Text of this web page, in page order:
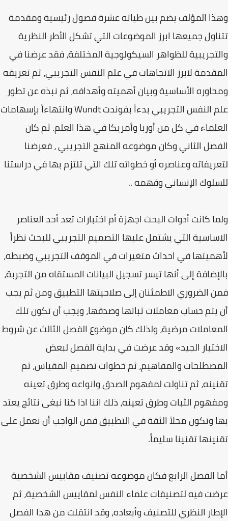
وهذا المؤلف يضم بين طياته عشرة فصول رئيسية ومقدمة
تتناول جميعها ابرز الموضوعات التي تشكل الأطر النظرية
والتجريبية للظواهر السيكولوجية المختلفة، فقد عرضنا في
المقدمة لابرز الاتجاهات في علم النفس التجريبي، ثم تعريفه
ومحاوره الأساسية وبيان أهميته وأهدافه، ثم نبذه عن تطور
علم النفس التجريبي بدءاً بفوندت Wundt وانتهاءاً بإسهامات
العلماء في كل من أوربا وأمريكا في هذا العلم. ثم كان
الفصل الثاني وكان موضوعه المنهج التجريبي ، فعرضنا
لتعريفاته وعناصره أو خطواته تلك التي تلتزم بها في دراستنا
للسلوك الإنساني وفهمه ..
ولما كانت أدوات البحث اجهزة أم اختبارات تعد أحد العناصر
الاساسية التي يشتمل عليها التصميم التجريبي للبحث نظراً
لأهميتها في احداث متغيرات في الموقف التجريبي وضبطه،
بالإضافة إلى أنها تيسر تسجيل البيانات المستقاه من التجربة،
فمن الضروري الاطمئنان إلى صلاحيتها التطبيق ومن ثم يجب
أن يتم حساب معاملات ثباتها وصدقها، ويجب أن تكون تلك
المعاملات مرضية، ولذلك كان موضوع الفصل الثالث عن شروط
الاختبار الجيد» وقد عرضت في بداية الفصل لبعض
المصطلحات والمفاهيم، ثم خطوات تصميم المقياس، ثم
تقنينه، ثم تناولت لمفهوم الصدق وانواعه وطرق تعينه
ومفهوم الثبات وطرق تعينه، ذلك اننا اذا كنا نبغى نتائج يعتد
بها وتكون محلاً الثقة في التطبيق فمن الواجب أن نعمل على
تقنينها تقنينا سليماً.
أما الفصل الرابع فكان موضوعه تصنيف مقابيس الشخصية
عرضت فيه لتصنيفات علماء النفس لمقاييس الشخصية، ثم
الإطار النظري للتصنيف وأبعاده، وقد انتقلت من هذا الفصل